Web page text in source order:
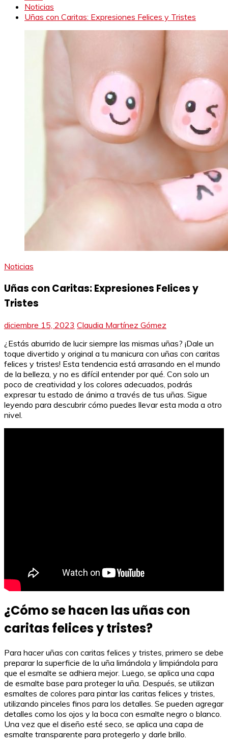
Noticias
Uñas con Caritas: Expresiones Felices y Tristes
Noticias
Uñas con Caritas: Expresiones Felices y
Tristes
diciembre 15, 2023 Claudia Martínez Gómez
¿Estás aburrido de lucir siempre las mismas uñas? ¡Dale un
toque divertido y original a tu manicura con uñas con caritas
felices y tristes! Esta tendencia está arrasando en el mundo
de la belleza, y no es difícil entender por qué. Con solo un
poco de creatividad y los colores adecuados, podrás
expresar tu estado de ánimo a través de tus uñas. Sigue
leyendo para descubrir cómo puedes llevar esta moda a otro
nivel.
¿Cómo se hacen las uñas con
caritas felices y tristes?
Para hacer uñas con caritas felices y tristes, primero se debe
preparar la superficie de la uña limándola y limpiándola para
que el esmalte se adhiera mejor. Luego, se aplica una capa
de esmalte base para proteger la uña. Después, se utilizan
esmaltes de colores para pintar las caritas felices y tristes,
utilizando pinceles finos para los detalles. Se pueden agregar
detalles como los ojos y la boca con esmalte negro o blanco.
Una vez que el diseño esté seco, se aplica una capa de
esmalte transparente para protegerlo y darle brillo.